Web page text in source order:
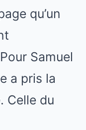
qu’un
Samuel
a pris la
Celle du